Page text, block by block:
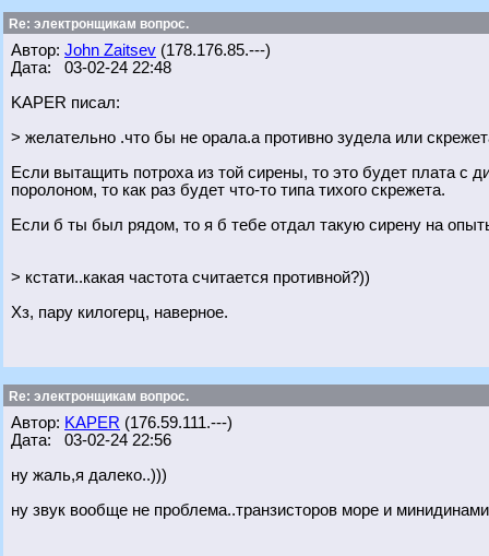
Re: электронщикам вопрос.
Автор: John Zaitsev (178.176.85.---)
Дата: 03-02-24 22:48
KAPER писал:
> желательно .что бы не орала.а противно зудела или
Если вытащить потроха из той сирены, то это будет плата с
поролоном, то как раз будет что-то типа тихого скрежета.
Если б ты был рядом, то я б тебе отдал такую сирену на
> кстати..какая частота считается противной?))
Хз, пару килогерц, наверное.
Re: электронщикам вопрос.
Автор: KAPER (176.59.111.---)
Дата: 03-02-24 22:56
ну жаль,я далеко..)))
ну звук вообще не проблема..транзисторов море и